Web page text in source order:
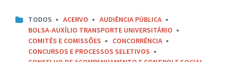
TODOS ACERVO
AUDIÊNCIA PÚBLICA
BOLSA-AUXÍLIO TRANSPORTE UNIVERSITÁRIO
COMITÊS E COMISSÕES
CONCORRÊNCIA
CONCURSOS E PROCESSOS SELETIVOS